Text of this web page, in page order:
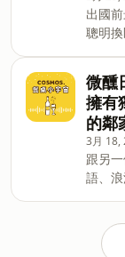
呼搭啦🤣 理性飲酒 ∗ 形象
歲禁
村大字下
來聽
你成
逆襲 宇宙接線生：蘭斯＆美美＆咪編
&nbsp; ★ Facebook |&nbsp;
宙
餐桌
出國
聰明
分等
幣別
自身
站資
廣告 —— ① 台北大安和
樹下
時間
休，
再等
微醺
擁有
的鄰
3月 18,
跟另
語、
礙，
「真